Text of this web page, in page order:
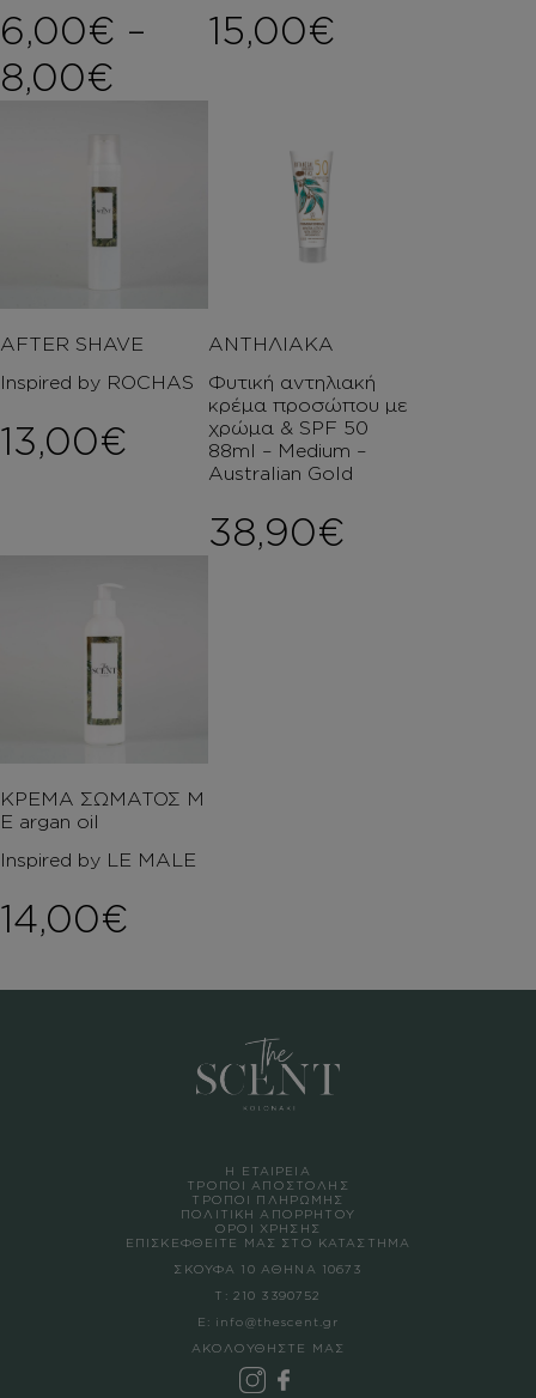
6,00€ –
8,00€
15,00€
AFTER SHAVE
Inspired by ROCHAS
13,00€
ΑΝΤΗΛΙΑΚΑ
Φυτική αντηλιακή
κρέμα προσώπου με
χρώμα & SPF 50
88ml – Medium –
Australian Gold
38,90€
ΚΡΕΜΑ ΣΩΜΑΤΟΣ Μ
Ε argan oil
Inspired by LE MALE
14,00€
Η ΕΤΑΙΡΕΙΑ
ΤΡΟΠΟΙ ΑΠΟΣΤΟΛΗΣ
ΤΡΟΠΟΙ ΠΛΗΡΩΜΗΣ
ΠΟΛΙΤΙΚΗ ΑΠΟΡΡΗΤΟΥ
ΟΡΟΙ ΧΡΗΣΗΣ
ΕΠΙΣΚΕΦΘΕΙΤΕ ΜΑΣ ΣΤΟ ΚΑΤΑΣΤΗΜΑ
ΣΚΟΥΦΑ 10 ΑΘΗΝΑ 10673
Τ: 210 3390752
Ε: info@thescent.gr
ΑΚΟΛΟΥΘΗΣΤΕ ΜΑΣ